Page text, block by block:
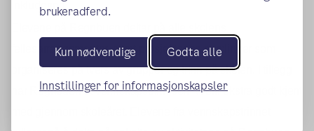
brukeradferd.
Kun nødvendige Godta alle
Innstillinger for informasjonskapsler
Inkludering
fellesarrangementer, samt prosjekter og samlinger som
organiseres på tvers av grupper og trinn på skolen. I tillegg
har Regnbuen et vennskapstrinn som vi blir ekstra godt kjent